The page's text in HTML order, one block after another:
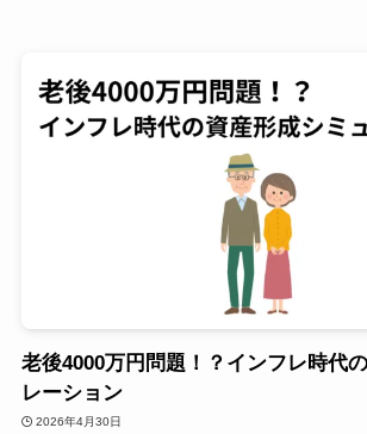
老後4000万円問題！？インフレ時代
レーション
2026年4月30日